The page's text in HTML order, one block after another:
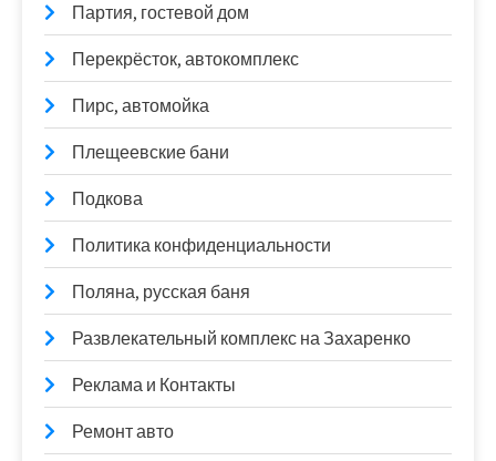
Партия, гостевой дом
Перекрёсток, автокомплекс
Пирс, автомойка
Плещеевские бани
Подкова
Политика конфиденциальности
Поляна, русская баня
Развлекательный комплекс на Захаренко
Реклама и Контакты
Ремонт авто